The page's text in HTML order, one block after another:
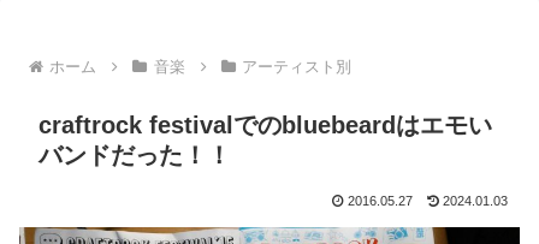
ホーム 音楽 アーティスト別
craftrock festivalでのbluebeardはエモい
バンドだった！！
2016.05.27 2024.01.03